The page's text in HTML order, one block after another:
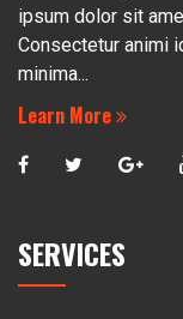
ipsum dolor sit
Consectetur animi
minima...
Learn More
SERVICES